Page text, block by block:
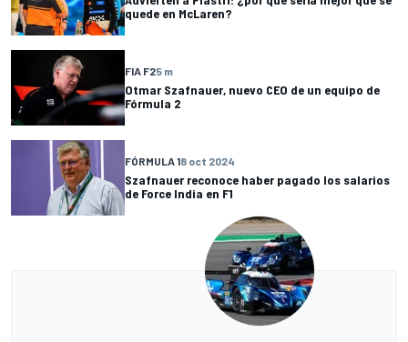
quede en McLaren?
FIA F25 m
Otmar Szafnauer, nuevo CEO de un equipo de
Fórmula 2
FÓRMULA 18 oct 2024
Szafnauer reconoce haber pagado los salarios
de Force India en F1